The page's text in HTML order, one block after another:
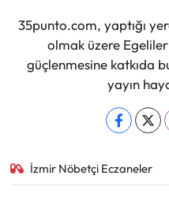
35punto.com, yaptığı
olmak üzere
güçlenmesine katkıda
yayın
İzmir Nöbetçi Eczaneler